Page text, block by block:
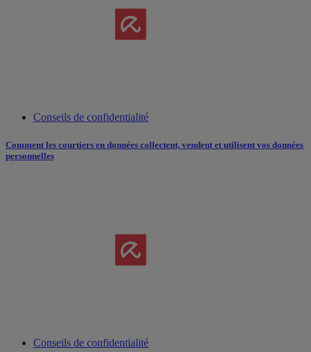
Conseils de confidentialité
Comment les courtiers en données collectent, vendent et utilisent vos données
personnelles
Conseils de confidentialité